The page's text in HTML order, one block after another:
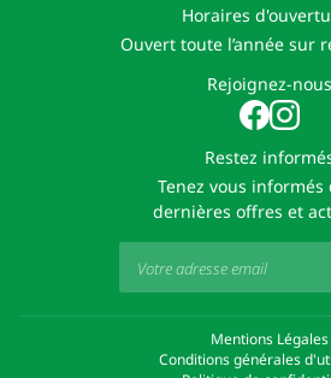
Horaires
Ouvert toute l’année sur
Rejoignez-nous
Restez
Tenez vous informés
dernières offres et
Mentions Légales
Conditions générales